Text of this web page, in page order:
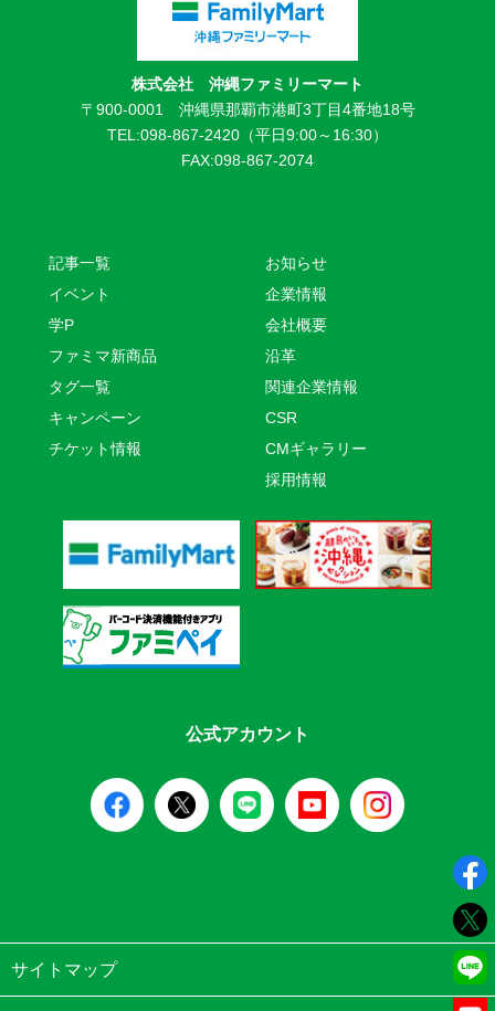
株式会社 沖縄ファミリーマート
〒900-0001 沖縄県那覇市港町3丁目4番地18号
TEL:098-867-2420（平日9:00～16:30）
FAX:098-867-2074
記事一覧
イベント
学P
ファミマ新商品
タグ一覧
キャンペーン
チケット情報
お知らせ
企業情報
会社概要
沿革
関連企業情報
CSR
CMギャラリー
採用情報
公式アカウント
サイトマップ